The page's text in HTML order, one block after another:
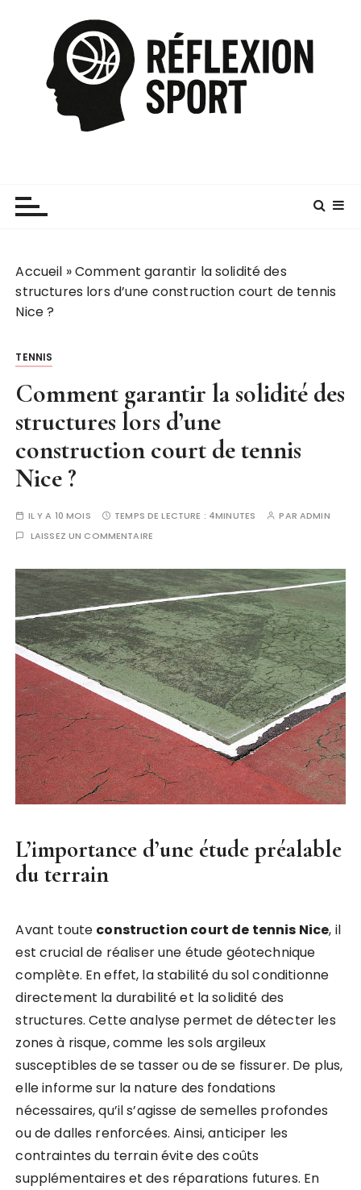
Accueil »Comment garantir la solidité des
structures lors d’une construction court de tennis
Nice ?
TENNIS
Comment garantir la solidité des
structures lors d’une
construction court de tennis
Nice ?
IL Y A 10 MOIS TEMPS DE LECTURE : 4MINUTES PARADMIN
LAISSEZ UN COMMENTAIRE
L’importance d’une étude préalable
du terrain
Avant toute construction court de tennis Nice, il
est crucial de réaliser une étude géotechnique
complète. En effet, la stabilité du sol conditionne
directement la durabilité et la solidité des
structures. Cette analyse permet de détecter les
zones à risque, comme les sols argileux
susceptibles de se tasser ou de se fissurer. De plus,
elle informe sur la nature des fondations
nécessaires, qu’il s’agisse de semelles profondes
ou de dalles renforcées. Ainsi, anticiper les
contraintes du terrain évite des coûts
supplémentaires et des réparations futures. En